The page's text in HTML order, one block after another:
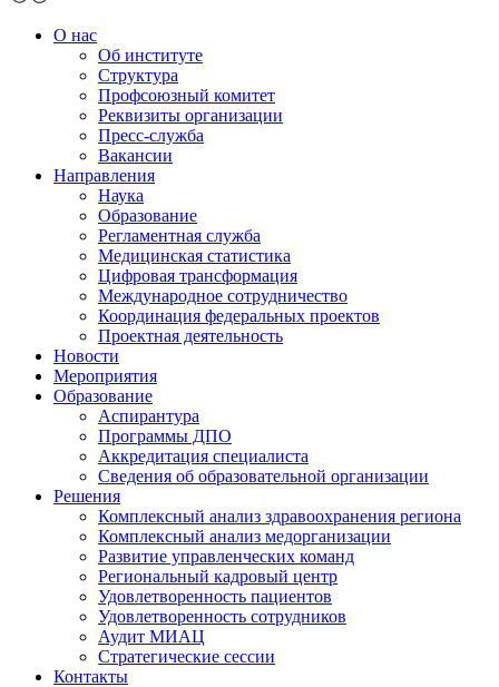
О нас
Об институте
Структура
Профсоюзный комитет
Реквизиты организации
Пресс-служба
Вакансии
Направления
Наука
Образование
Регламентная служба
Медицинская статистика
Цифровая трансформация
Международное сотрудничество
Координация федеральных проектов
Проектная деятельность
Новости
Мероприятия
Образование
Аспирантура
Программы ДПО
Аккредитация специалиста
Сведения об образовательной организации
Решения
Комплексный анализ здравоохранения региона
Комплексный анализ медорганизации
Развитие управленческих команд
Региональный кадровый центр
Удовлетворенность пациентов
Удовлетворенность сотрудников
Аудит МИАЦ
Стратегические сессии
Контакты